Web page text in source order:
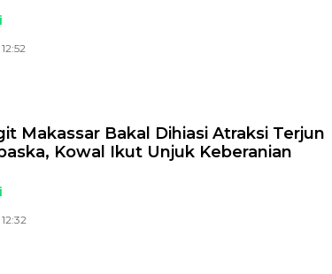
Makassar Bakal Dihiasi Atraksi Terjun
Kowal Ikut Unjuk Keberanian